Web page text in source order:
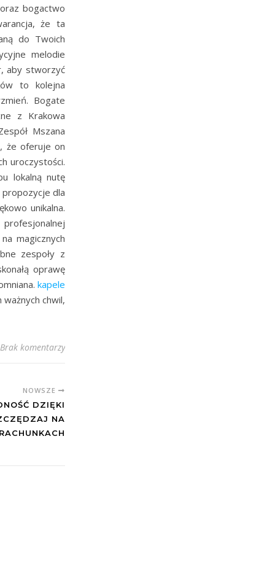
bogactwo
że ta
do Twoich
melodie
aby stworzyć
to kolejna
Bogate
z Krakowa
Mszana
że oferuje on
uroczystości.
lokalną nutę
propozycje dla
unikalna.
magicznych
zespoły z
oprawę
kapele
chwil,
Brak komentarzy
NOWSZE
DZIĘKI
NA
RACHUNKACH